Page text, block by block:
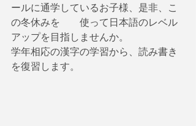
ールに通学しているお子様、是非、こ
の冬休みを　　使って日本語のレベル
アップを目指しませんか。
学年相応の漢字の学習から、読み書き
を復習します。